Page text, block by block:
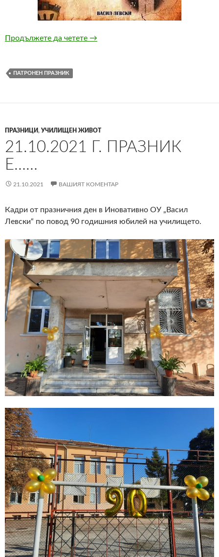
Продължете да четете 18 февруари 2022 г.
→
ПАТРОНЕН ПРАЗНИК
ПРАЗНИЦИ, УЧИЛИЩЕН ЖИВОТ
21.10.2021 Г. ПРАЗНИК
Е……
21.10.2021 ВАШИЯТ КОМЕНТАР
Кадри от празничния ден в Иновативно ОУ „Васил
Левски“ по повод 90 годишния юбилей на училището.